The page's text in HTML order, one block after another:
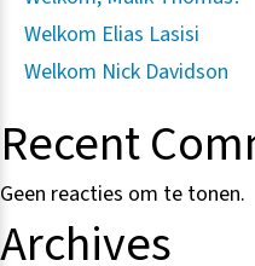
Welkom Elias Lasisi
Welkom Nick Davidson
Recent
Geen reacties om te tonen.
Archives